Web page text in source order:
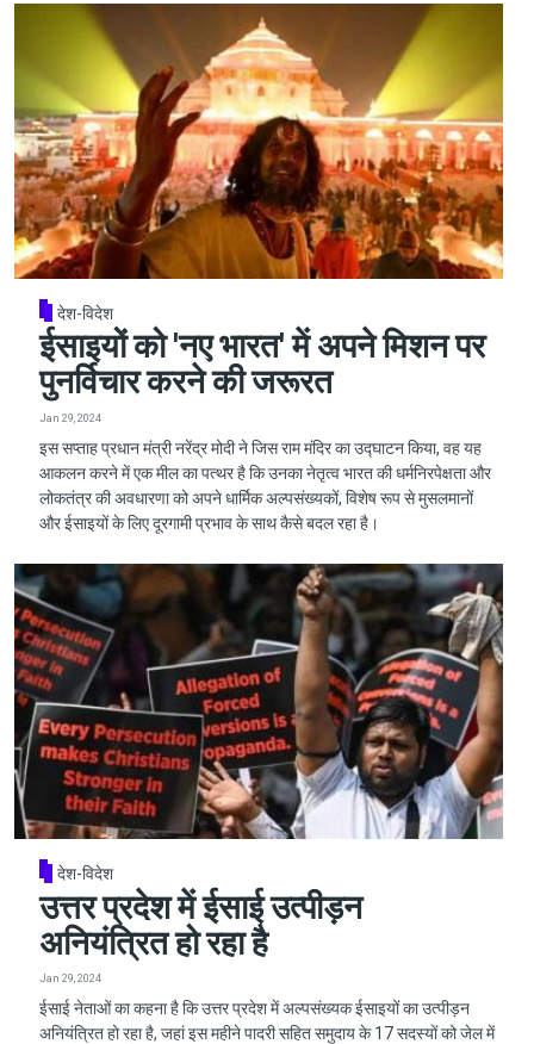
देश-विदेश
ईसाइयों को 'नए भारत' में अपने मिशन पर
पुनर्विचार करने की जरूरत
Jan 29, 2024
इस सप्ताह प्रधान मंत्री नरेंद्र मोदी ने जिस राम मंदिर का उद्घाटन किया, वह यह
आकलन करने में एक मील का पत्थर है कि उनका नेतृत्व भारत की धर्मनिरपेक्षता और
लोकतंत्र की अवधारणा को अपने धार्मिक अल्पसंख्यकों, विशेष रूप से मुसलमानों
और ईसाइयों के लिए दूरगामी प्रभाव के साथ कैसे बदल रहा है।
देश-विदेश
उत्तर प्रदेश में ईसाई उत्पीड़न
अनियंत्रित हो रहा है
Jan 29, 2024
ईसाई नेताओं का कहना है कि उत्तर प्रदेश में अल्पसंख्यक ईसाइयों का उत्पीड़न
अनियंत्रित हो रहा है, जहां इस महीने पादरी सहित समुदाय के 17 सदस्यों को जेल में